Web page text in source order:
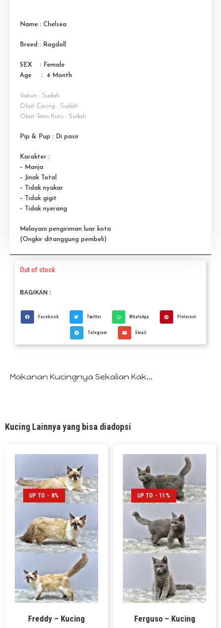
Name : Chelsea
Breed : Ragdoll
SEX : Female
Age : 4 Month
Vaksin : Sudah
Obat Cacing : Sudah
Obat Tetes Kutu : Sudah
Pip & Pup : Di pasir
Karakter :
– Manja
– Jinak Total
– Tidak nyakar
– Tidak gigit
– Tidak nyerang
Melayani pengiriman luar kota
(Ongkir ditanggung pembeli)
Out of stock
BAGIKAN :
Facebook Twitter WhatsApp Pinterest
Telegram Email
Makanan Kucingnya Sekalian Kak...
Kucing Lainnya yang bisa diadopsi
UP TO - 8%
Freddy – Kucing
UP TO - 11%
Ferguso – Kucing